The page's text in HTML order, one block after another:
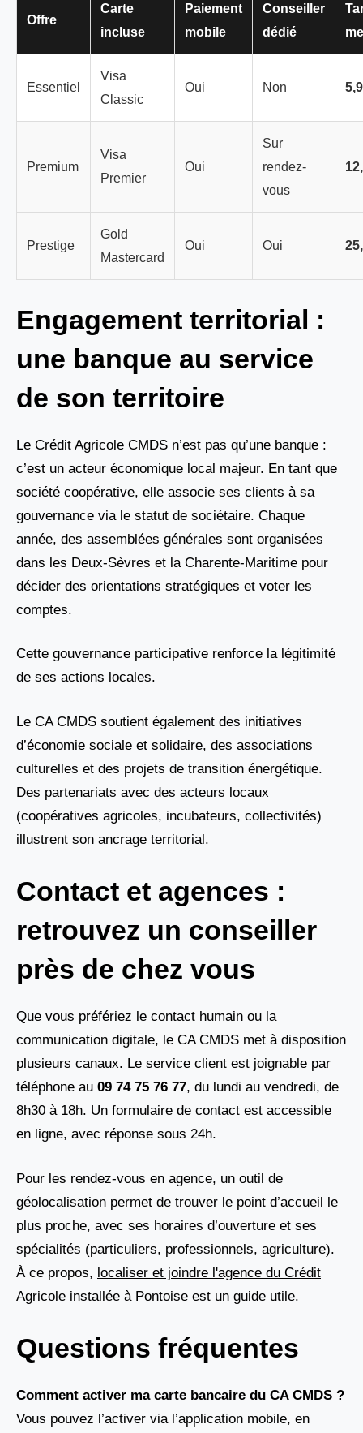
Offre
Carte
incluse
Paiement
mobile
Conseiller
dédié
Essentiel
Visa
Classic
Oui Non
Premium
Visa
Premier
Oui
Sur
rendez-
vous
Prestige
Gold
Mastercard
Oui Oui
Engagement territorial :
une banque au service
de son territoire
Le Crédit Agricole CMDS n’est pas qu’une banque :
c’est un acteur économique local majeur. En tant que
société coopérative, elle associe ses clients à sa
gouvernance via le statut de sociétaire. Chaque
année, des assemblées générales sont organisées
dans les Deux-Sèvres et la Charente-Maritime pour
décider des orientations stratégiques et voter les
comptes.
Cette gouvernance participative renforce la légitimité
de ses actions locales.
Le CA CMDS soutient également des initiatives
d’économie sociale et solidaire, des associations
culturelles et des projets de transition énergétique.
Des partenariats avec des acteurs locaux
(coopératives agricoles, incubateurs, collectivités)
illustrent son ancrage territorial.
Contact et agences :
retrouvez un conseiller
près de chez vous
Que vous préfériez le contact humain ou la
communication digitale, le CA CMDS met à disposition
plusieurs canaux. Le service client est joignable par
téléphone au 09 74 75 76 77, du lundi au vendredi, de
8h30 à 18h. Un formulaire de contact est accessible
en ligne, avec réponse sous 24h.
Pour les rendez-vous en agence, un outil de
géolocalisation permet de trouver le point d’accueil le
plus proche, avec ses horaires d’ouverture et ses
spécialités (particuliers, professionnels, agriculture).
À ce propos, localiser et joindre l'agence du Crédit
Agricole installée à Pontoise est un guide utile.
Questions fréquentes
Comment activer ma carte bancaire du CA CMDS ?
Vous pouvez l’activer via l’application mobile, en